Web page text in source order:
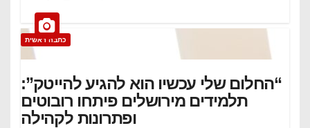
כתבה ראשית
“החלום שלי עכשיו הוא להגיע להייטק”:
תלמידים מירושלים פיתחו רובוטים
ופתרונות לקהילה